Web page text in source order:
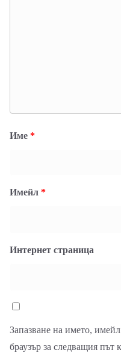
Име *
Имейл *
Интернет страница
Запазване на името,
браузър за следващия път